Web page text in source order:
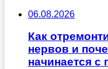
06.08.2026
Как
нервов и
начинается с